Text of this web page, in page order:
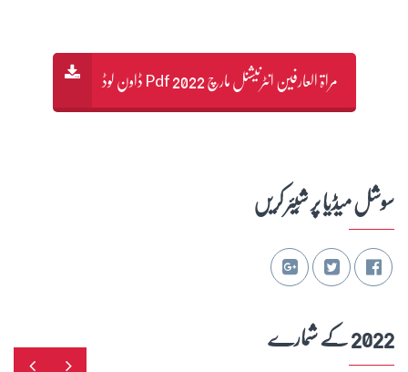
مراۃ العارفین انٹرنیشنل مارچ 2022 Pdf ڈاون لوڈ
سوشل میڈیا پر شِیئر کریں
2022 کے شمارے